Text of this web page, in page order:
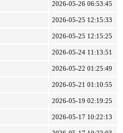
2026-05-26 06:53:45
2026-05-25 12:15:33
2026-05-25 12:15:25
2026-05-24 11:13:51
2026-05-22 01:25:49
2026-05-21 01:10:55
2026-05-19 02:19:25
2026-05-17 10:22:13